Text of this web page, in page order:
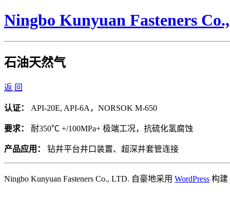
Ningbo Kunyuan Fasteners
石油天然气
返 回
认证： API-20E, API-6A，NORSOK M-650
要求： 耐350℃ +/100MPa+ 极端工况，抗硫化氢腐蚀
产品应用： 钻井平台井口装置、超深井套管连接
Ningbo Kunyuan Fasteners Co., LTD. 自豪地采用 WordPress 构建